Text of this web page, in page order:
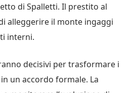
di Spalletti. Il prestito al
alleggerire il monte ingaggi
interni.
decisivi per trasformare i
un accordo formale. La